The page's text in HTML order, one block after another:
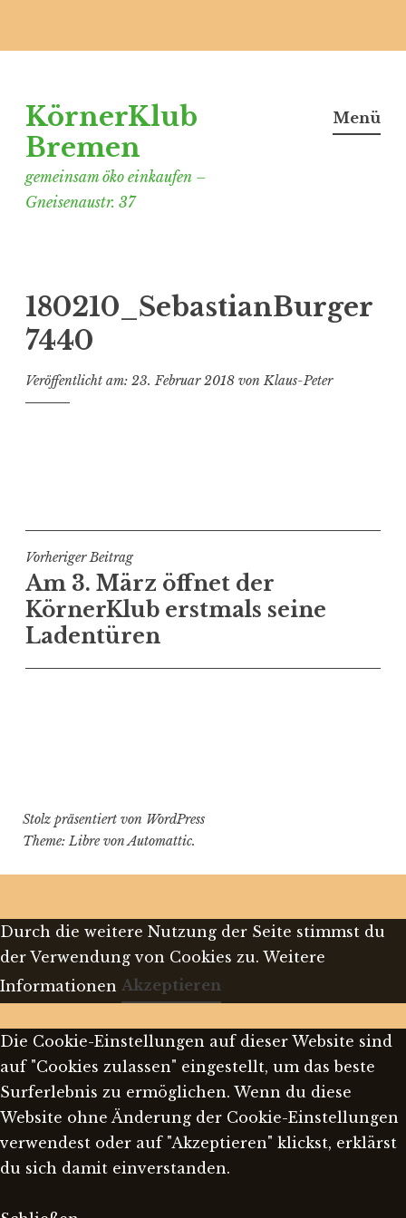
springen
KörnerKlub
Bremen
gemeinsam öko einkaufen –
Gneisenaustr. 37
Menü
180210_SebastianBurger
7440
Veröffentlicht am: 23. Februar 2018 vonKlaus-Peter
Beitragsnavigation
Vorheriger Beitrag
Am 3. März öffnet der
KörnerKlub erstmals seine
Ladentüren
Stolz präsentiert von WordPress
Theme: Libre vonAutomattic.
Durch die weitere Nutzung der Seite stimmst du
der Verwendung von Cookies zu. Weitere
Informationen Akzeptieren
Die Cookie-Einstellungen auf dieser Website sind
auf "Cookies zulassen" eingestellt, um das beste
Surferlebnis zu ermöglichen. Wenn du diese
Website ohne Änderung der Cookie-Einstellungen
verwendest oder auf "Akzeptieren" klickst, erklärst
du sich damit einverstanden.